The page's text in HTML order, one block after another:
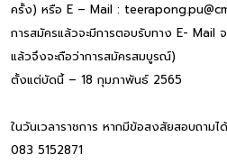
ครั้ง) หรือ E – Mail :
การสมัครแล้วจะมีการตอบรับทาง E- Mail
แล้วจึงจะถือว่าการสมัครสมบูรณ์)
ตั้งแต่บัดนี้ – 18 กุมภาพันธ์ 2565
ในวันเวลาราชการ หากมีข้อสงสัยสอบถา
083 5152871